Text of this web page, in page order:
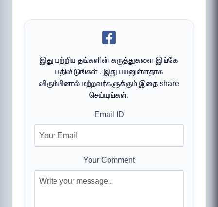
இது பற்றிய தங்களின் கருத்துகளை இங்கே
பதிவிடுங்கள் . இது பயனுள்ளதாக
விரும்பினால் மற்றவர்களுக்கும் இதை share
செய்யுங்கள்.
Email ID
Your Comment